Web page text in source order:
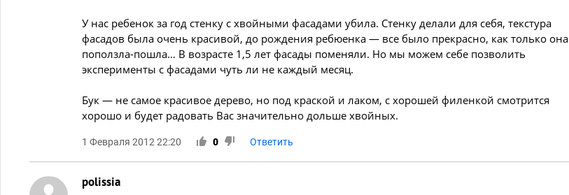
У нас ребенок за год стенку с хвойными фасадами убила. Стенку делали для себя, текстура
фасадов была очень красивой, до рождения ребюенка — все было прекрасно, как только она
поползла-пошла… В возрасте 1,5 лет фасады поменяли. Но мы можем себе позволить
эксперименты с фасадами чуть ли не каждый месяц.
Бук — не самое красивое дерево, но под краской и лаком, с хорошей филенкой смотрится
хорошо и будет радовать Вас значительно дольше хвойных.
1 Февраля 2012 22:20 0 Ответить
polissia